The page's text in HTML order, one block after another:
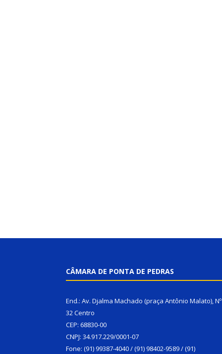
CÂMARA DE PONTA DE PEDRAS
End.: Av. Djalma Machado (praça Antônio Malato), Nº
32 Centro
CEP: 68830-00
CNPJ: 34.917.229/0001-07
Fone: (91) 99387-4040 / (91) 98402-9589 / (91)